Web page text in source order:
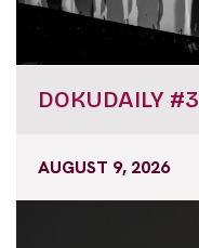
DOKUDAILY #3
AUGUST 9, 2026